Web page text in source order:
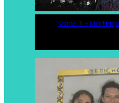
Marie 3 –